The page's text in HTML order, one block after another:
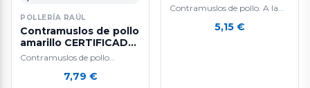
POLLERÍA RAÚL
Contramuslos de pollo
amarillo CERTIFICADO
DE AUTENTICIDAD
"Gran Cuk" - 600 g.
Contramuslos de pollo
Gran Cuk, Grupo Sada. A la
7,79 €
Contramuslos de pollo. A la
600 g. aproximadamente.
5,15 €